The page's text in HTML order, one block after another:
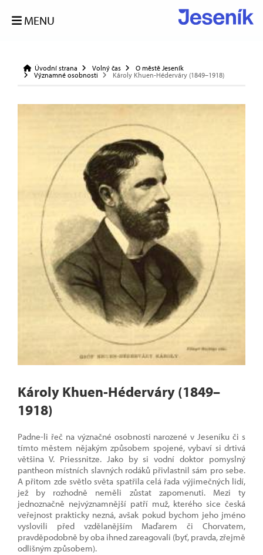
MENU
Úvodní strana Volný čas
O městě Jeseník
Významné osobnosti
Károly Khuen-Héderváry (1849–1918)
Károly Khuen-Héderváry (1849–
1918)
Padne-li řeč na význačné osobnosti narozené v Jeseníku či s
tímto městem nějakým způsobem spojené, vybaví si drtivá
většina V. Priessnitze. Jako by si vodní doktor pomyslný
pantheon místních slavných rodáků přivlastnil sám pro sebe.
A přitom zde světlo světa spatřila celá řada výjimečných lidí,
jež by rozhodně neměli zůstat zapomenuti. Mezi ty
jednoznačně nejvýznamnější patří muž, kterého sice česká
veřejnost prakticky nezná, avšak pokud bychom jeho jméno
vyslovili před vzdělanějším Maďarem či Chorvatem,
pravděpodobně by oba ihned zareagovali (byť, pravda, zřejmě
odlišným způsobem).